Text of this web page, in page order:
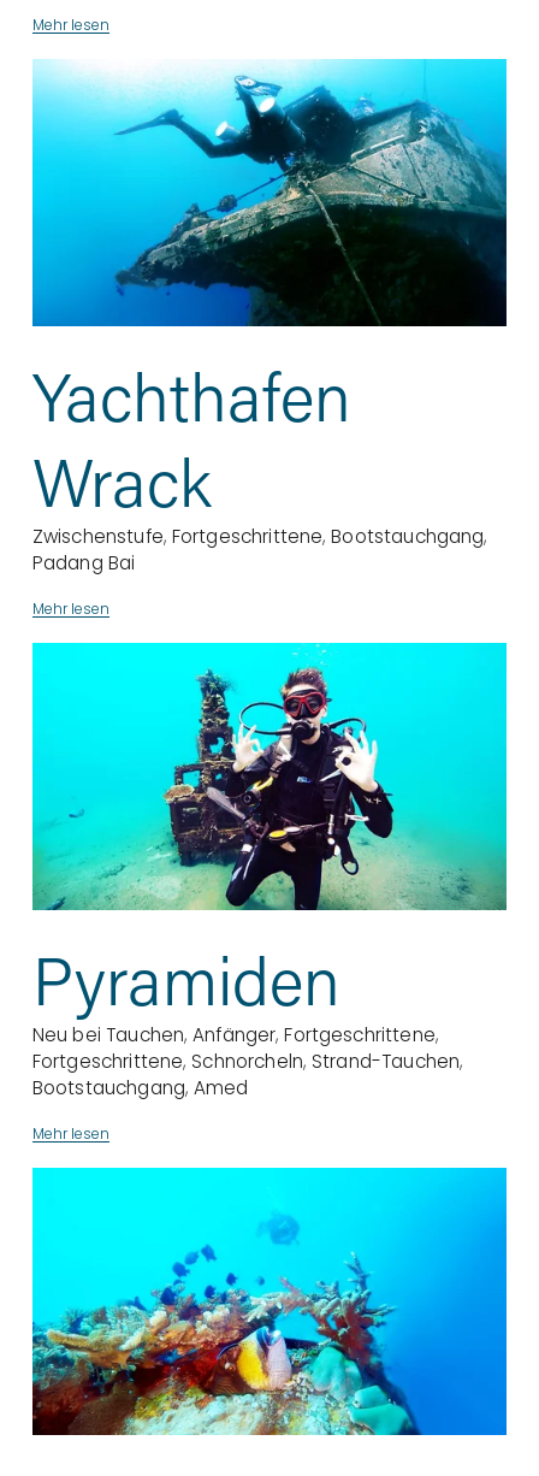
Mehr lesen
Zwischenstufe, Fortgeschrittene,Bootstauchgang,
Padang Bai
Yachthafen
Wrack
Mehr lesen
Neu bei Tauchen,Anfänger,Fortgeschrittene,
Fortgeschrittene, Schnorcheln, Strand-Tauchen,
Bootstauchgang,Amed
Pyramiden
Mehr lesen